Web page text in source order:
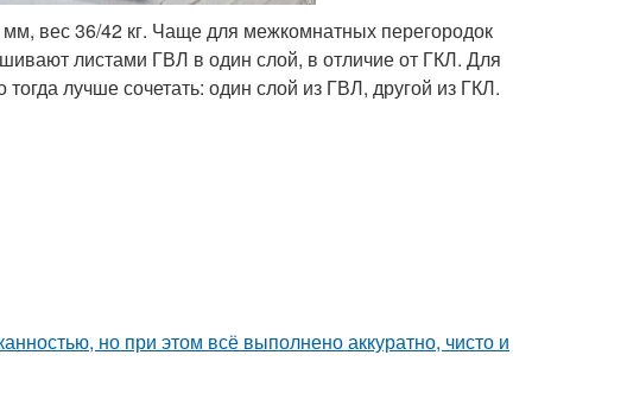
вес 36/42 кг. Чаще для межкомнатных перегородок
листами ГВЛ в один слой, в отличие от ГКЛ. Для
лучше сочетать: один слой из ГВЛ, другой из ГКЛ.
но при этом всё выполнено аккуратно, чисто и